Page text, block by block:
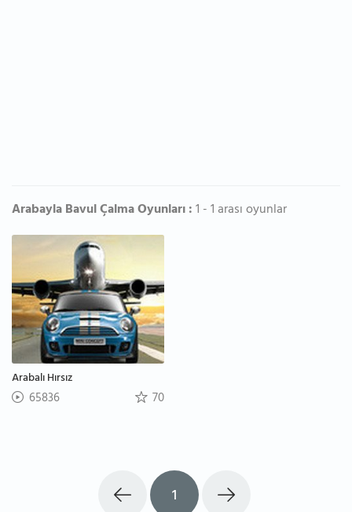
Arabayla Bavul Çalma Oyunları :1 - 1 arası oyunlar
Arabalı Hırsız
65836 70
1